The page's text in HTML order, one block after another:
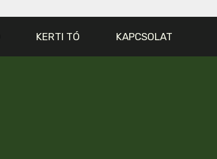
KERTI TÓ KAPCSOLAT